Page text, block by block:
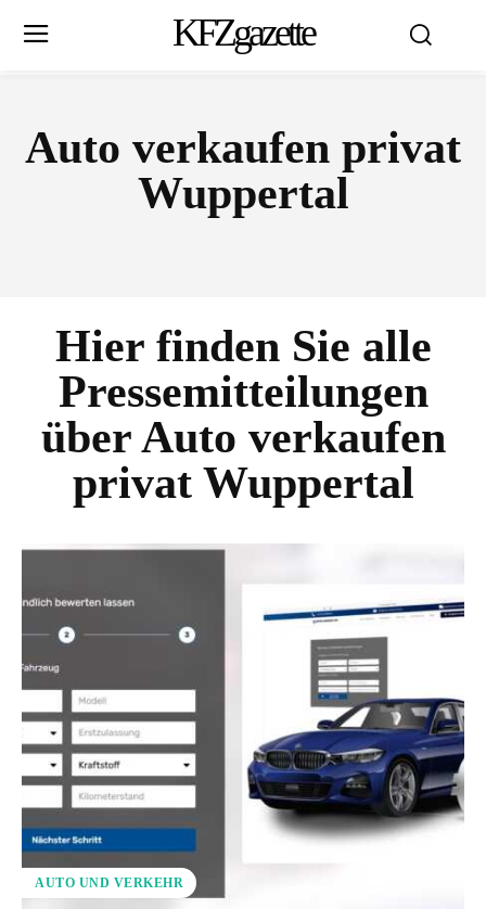
KFZgazette
Auto verkaufen privat
Wuppertal
Hier finden Sie alle
Pressemitteilungen
überAuto verkaufen
privat Wuppertal
AUTO UND VERKEHR